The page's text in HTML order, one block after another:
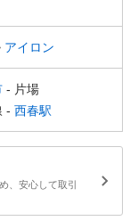
アイロン
- 片場
- 西春駅
、安心して取引